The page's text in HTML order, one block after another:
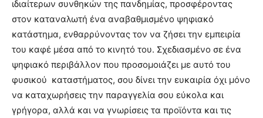
ιδιαίτερων συνθηκών της πανδημίας, προσφέροντας
στον καταναλωτή ένα αναβαθμισμένο ψηφιακό
κατάστημα, ενθαρρύνοντας τον να ζήσει την εμπειρία
του καφέ μέσα από το κινητό του. Σχεδιασμένο σε ένα
ψηφιακό περιβάλλον που προσομοιάζει με αυτό του
φυσικού καταστήματος, σου δίνει την ευκαιρία όχι μόνο
να καταχωρήσεις την παραγγελία σου εύκολα και
γρήγορα, αλλά και να γνωρίσεις τα προϊόντα και τις